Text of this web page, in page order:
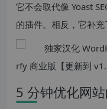
它不会取代像 Yoast
的插件。相反，它补充
5 分钟优化网